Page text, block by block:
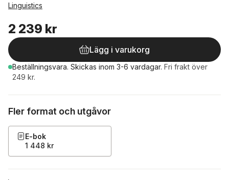
Linguistics
2 239 kr
Lägg i varukorg
Beställningsvara. Skickas inom 3-6 vardagar. Fri frakt över
249 kr.
Fler format och utgåvor
E-bok
1 448 kr